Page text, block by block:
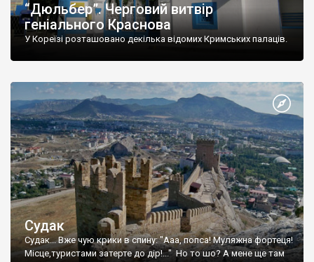
“Дюльбер”. Черговий витвір
геніального Краснова
У Кореїзі розташовано декілька відомих Кримських палаців.
Судак
Судак... Вже чую крики в спину: "Ааа, попса! Муляжна фортеця!
Місце,туристами затерте до дір!..." Но то шо? А мене ще там